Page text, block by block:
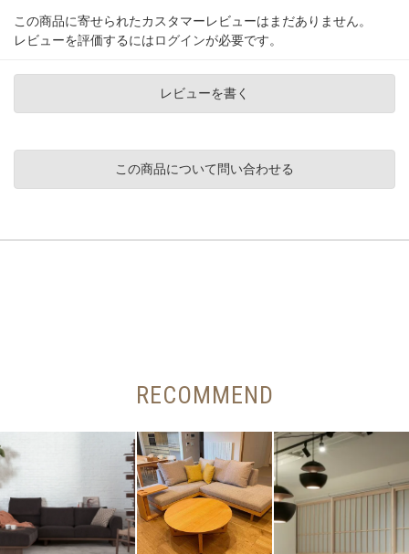
この商品に寄せられたカスタマーレビューはまだありません。
レビューを評価するにはログインが必要です。
レビューを書く
この商品について問い合わせる
RECOMMEND